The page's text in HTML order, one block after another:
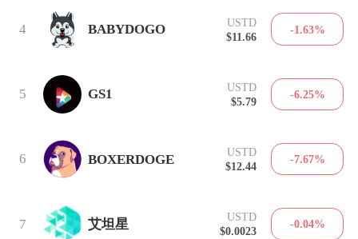
4 BABYDOGO
USTD
$11.66
-1.63%
5 GS1
USTD
$5.79
-6.25%
6 BOXERDOGE
USTD
$12.44
-7.67%
7 艾坦星
USTD
$0.0023
-0.04%